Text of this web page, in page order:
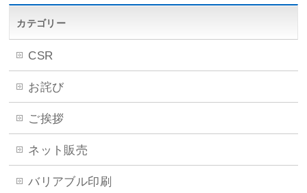
カテゴリー
CSR
お詫び
ご挨拶
ネット販売
バリアブル印刷